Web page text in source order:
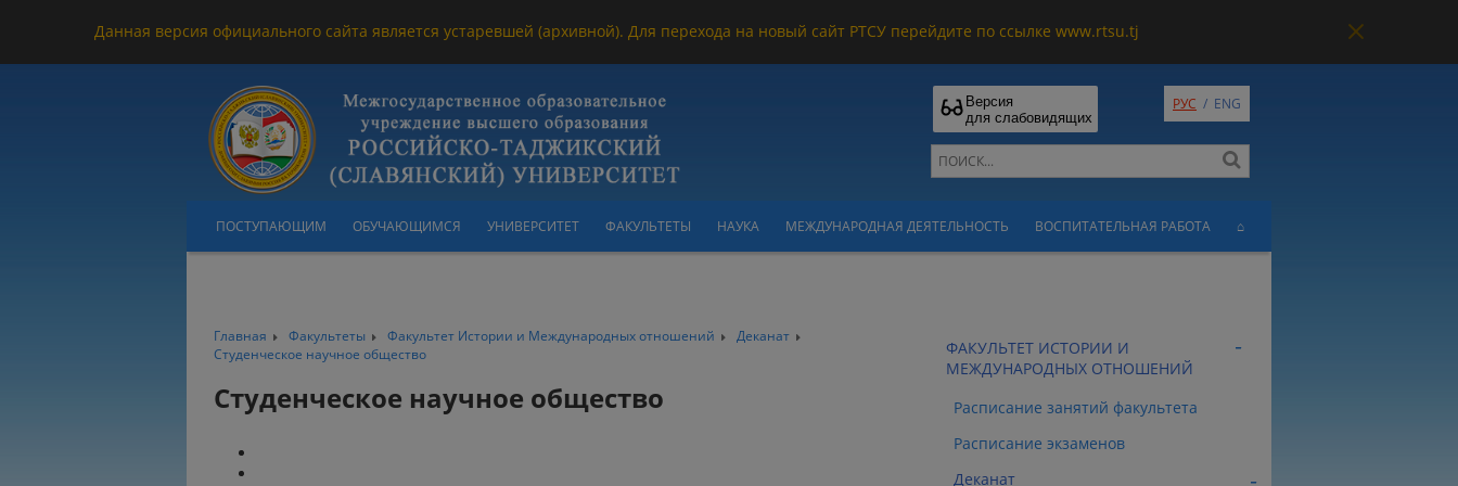
Данная версия официального сайта является устаревшей (архивной). Для перехода на новый сайт РТСУ перейдите по ссылке www.rtsu.tj
Версия
для слабовидящих
РУС / ENG
ПОСТУПАЮЩИМ ОБУЧАЮЩИМСЯ УНИВЕРСИТЕТ ФАКУЛЬТЕТЫ НАУКА МЕЖДУНАРОДНАЯ ДЕЯТЕЛЬНОСТЬ ВОСПИТАТЕЛЬНАЯ РАБОТА ⌂
Главная Факультеты Факультет Истории и Международных отношений
Деканат
Студенческое научное общество
Студенческое научное общество
ФАКУЛЬТЕТ ИСТОРИИ И
МЕЖДУНАРОДНЫХ ОТНОШЕНИЙ
Расписание занятий факультета
Расписание экзаменов
Деканат